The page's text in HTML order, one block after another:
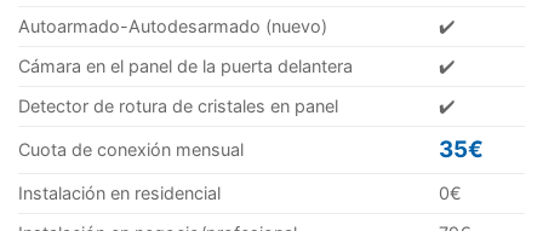
Autoarmado-Autodesarmado (nuevo)
✔️
Cámara en el panel de la puerta delantera
✔️
Detector de rotura de cristales en panel
✔️
Cuota de conexión mensual 35€
Instalación en residencial
0€